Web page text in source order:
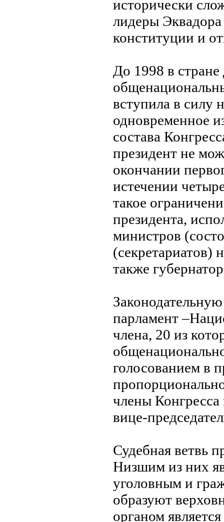
исторически
лидеры Эквадора
конституции и
До 1998 в странe
вступила в силу
одновременное
состава
президент нe
окончании
истечении
такое
президента,
министров
(секретариатов)
также
парламент
члена, 20 из
голосованием в
члены Конгресса
вице-
Судебная ветвь
Низшим из них
уголовным и
образуют
органом